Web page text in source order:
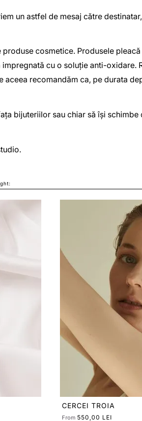
un astfel de mesaj către
cosmetice. Produsele
cu o soluție anti-oxidare.
recomandăm ca, pe durata
bijuteriilor sau chiar să își
.